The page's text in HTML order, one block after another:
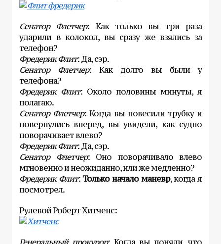
Сенатор Флетчер: Как только вы три раза
ударили в колокол, вы сразу же взялись за
телефон?
Фредерик Флит: Да, сэр.
Сенатор Флетчер: Как долго вы были у
телефона?
Фредерик Флит: Около половины минуты, я
полагаю.
Сенатор Флетчер: Когда вы повесили трубку и
повернулись вперед, вы увидели, как судно
поворачивает влево?
Фредерик Флит: Да, сэр.
Сенатор Флетчер: Оно поворачивало влево
мгновенно и неожиданно, или же медленно?
Фредерик Флит:Только начало маневр, когда я
посмотрел.
Рулевой Роберт Хитченс: